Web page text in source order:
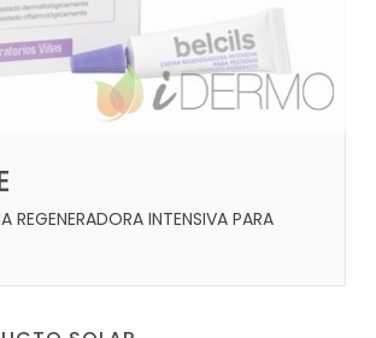
REGENERADORA INTENSIVA PARA